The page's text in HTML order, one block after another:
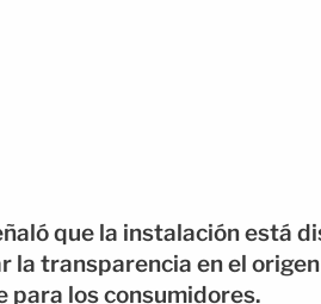
que la instalación está
transparencia en el
para los consumidores.